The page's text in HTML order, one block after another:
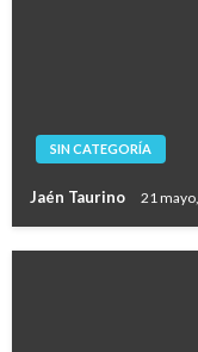
SIN CATEGORÍA
Jaén Taurino 21